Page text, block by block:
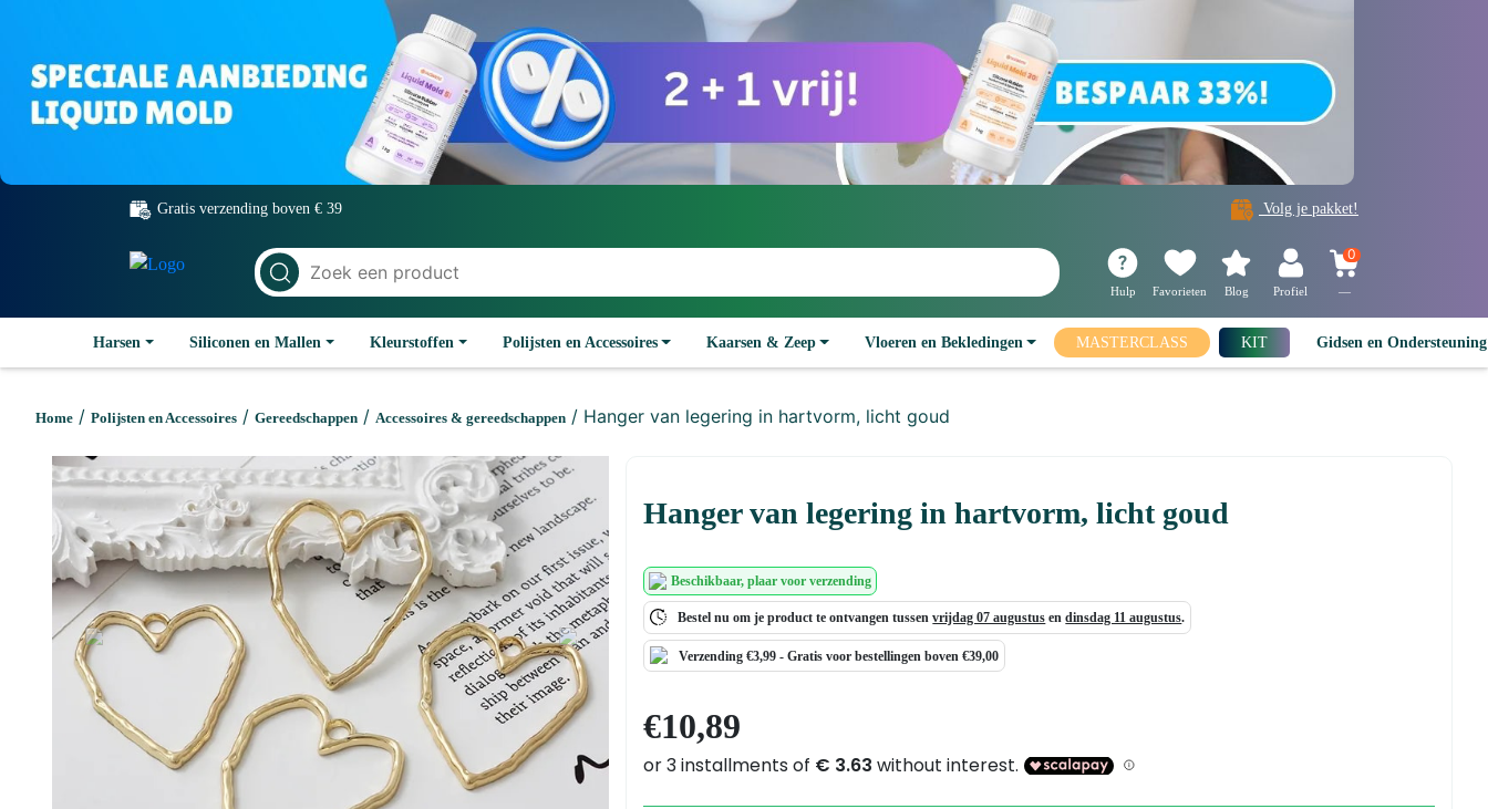
Gratis verzending boven € 39 Volg je pakket!
Hulp Favorieten Blog Profiel
0
—
Harsen Siliconen en Mallen Kleurstoffen Polijsten en Accessoires Kaarsen & Zeep Vloeren en Bekledingen MASTERCLASS KIT Gidsen en
Home / Polijsten en Accessoires / Gereedschappen / Accessoires & gereedschappen / Hanger van legering in hartvorm, licht goud
Previous Next
Hanger van legering in hartvorm, licht goud
Beschikbaar, plaar voor verzending
Bestel nu om je product te ontvangen tussenvrijdag 07 augustus endinsdag 11 augustus.
Verzending €3,99 -Gratisvoor bestellingen boven €39,00
€10,89